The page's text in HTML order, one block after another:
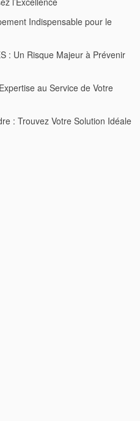
Indispensable pour le
: Un Risque Majeur à Prévenir
au Service de Votre
: Trouvez Votre Solution Idéale